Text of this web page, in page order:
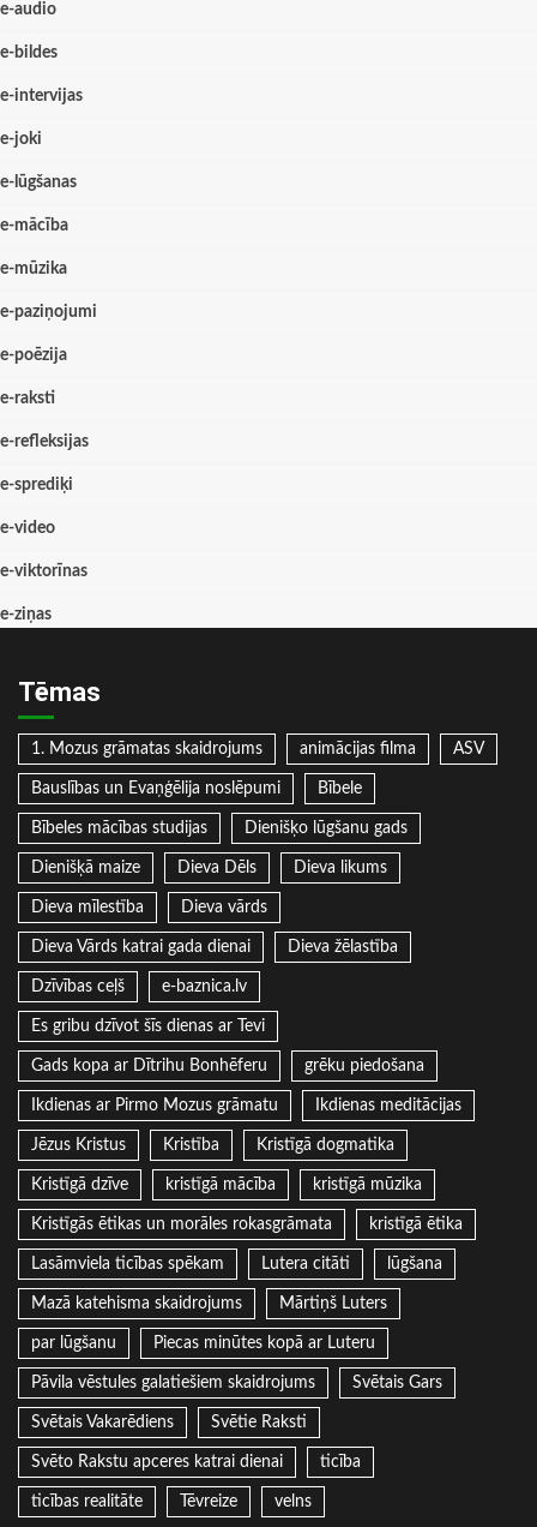
e-audio
e-bildes
e-intervijas
e-joki
e-lūgšanas
e-mācība
e-mūzika
e-paziņojumi
e-poēzija
e-raksti
e-refleksijas
e-sprediķi
e-video
e-viktorīnas
e-ziņas
Tēmas
1. Mozus grāmatas skaidrojums animācijas filma ASV
Bauslības un Evaņģēlija noslēpumi Bībele
Bībeles mācības studijas Dienišķo lūgšanu gads
Dienišķā maize Dieva Dēls Dieva likums
Dieva mīlestība Dieva vārds
Dieva Vārds katrai gada dienai Dieva žēlastība
Dzīvības ceļš e-baznica.lv
Es gribu dzīvot šīs dienas ar Tevi
Gads kopa ar Dītrihu Bonhēferu grēku piedošana
Ikdienas ar Pirmo Mozus grāmatu Ikdienas meditācijas
Jēzus Kristus Kristība Kristīgā dogmatika
Kristīgā dzīve kristīgā mācība kristīgā mūzika
Kristīgās ētikas un morāles rokasgrāmata kristīgā ētika
Lasāmviela ticības spēkam Lutera citāti lūgšana
Mazā katehisma skaidrojums Mārtiņš Luters
par lūgšanu Piecas minūtes kopā ar Luteru
Pāvila vēstules galatiešiem skaidrojums Svētais Gars
Svētais Vakarēdiens Svētie Raksti
Svēto Rakstu apceres katrai dienai ticība
ticības realitāte Tēvreize velns